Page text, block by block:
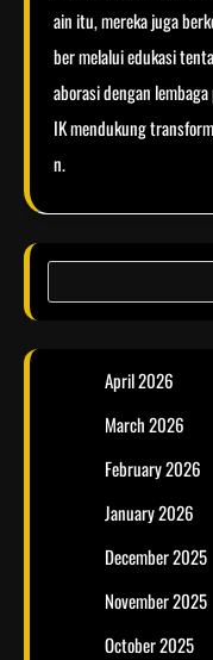
ain itu, mereka juga
ber melalui edukasi
aborasi dengan
IK mendukung
n.
April 2026
March 2026
February 2026
January 2026
December 2025
November 2025
October 2025